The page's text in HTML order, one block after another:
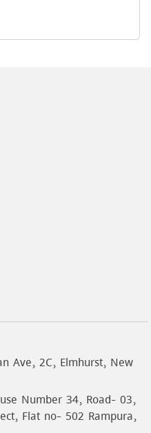
Ave, 2C, Elmhurst, New
Number 34, Road- 03,
Flat no- 502 Rampura,